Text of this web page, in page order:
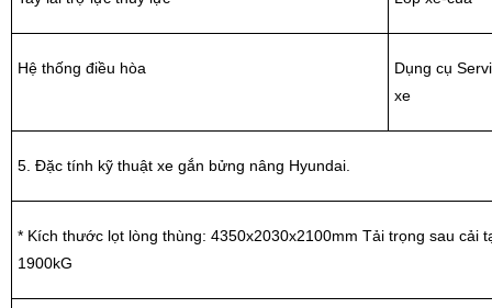
Hệ thống điều hòa
Dụng cụ
xe
5. Đặc tính kỹ thuật xe gắn bửng nâng Hyundai.
* Kích thước lọt lòng thùng: 4350x2030x2100mm Tải trọng sau cải
1900kG